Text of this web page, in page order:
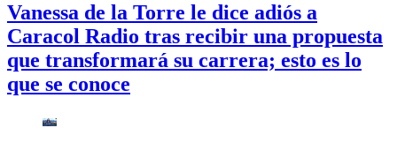
Vanessa de la Torre le dice adiós a
Caracol Radio tras recibir una propuesta
que transformará su carrera; esto es lo
que se conoce